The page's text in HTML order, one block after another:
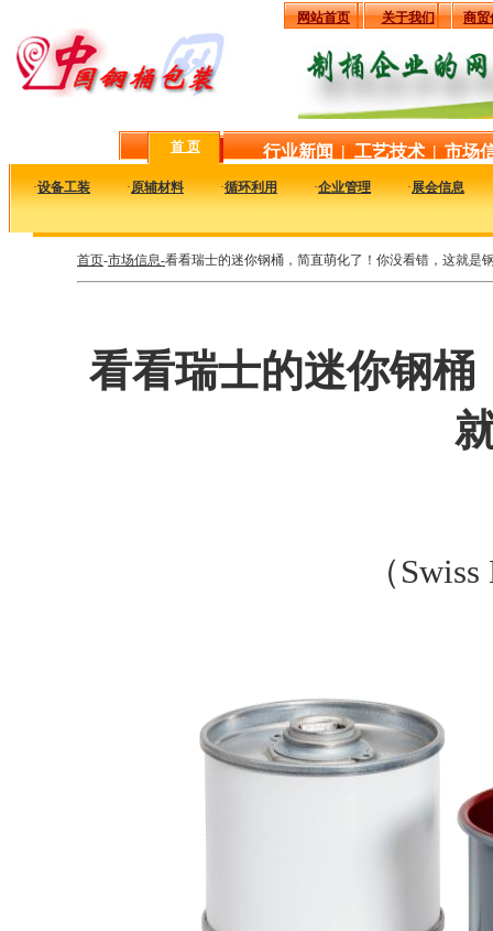
网站首页 关于我们 商贸
首 页 行业新闻 | 工艺技术 | 市场
·设备工装 ·原辅材料 ·循环利用 ·企业管理 ·展会信息
首页-市场信息-看看瑞士的迷你钢桶，简直萌化了！你没看错，这就是
看看瑞士的迷你钢
（